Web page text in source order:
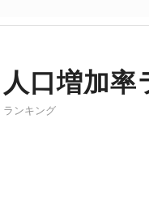
人口増加
ランキング